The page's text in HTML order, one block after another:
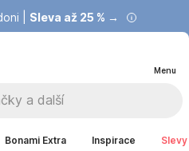
| Sleva až 25 % →
až 40 % →
Menu
Bonami Extra Inspirace